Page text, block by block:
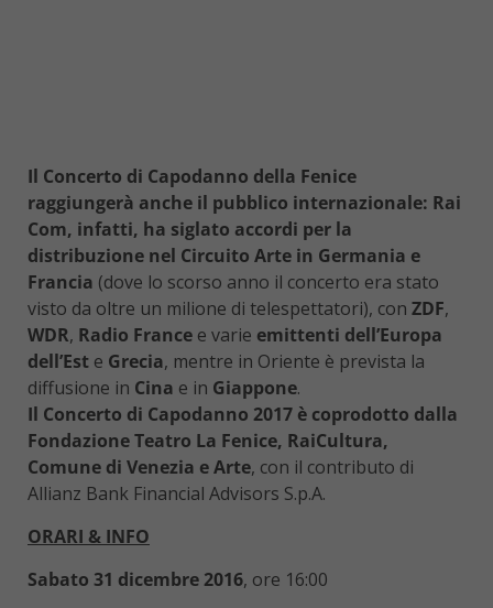
Il Concerto di Capodanno della Fenice
raggiungerà anche il pubblico internazionale: Rai
Com, infatti, ha siglato accordi per la
distribuzione nel Circuito Arte in Germania e
Francia (dove lo scorso anno il concerto era stato
visto da oltre un milione di telespettatori), con ZDF,
WDR, Radio France e varie emittenti dell’Europa
dell’Est e Grecia, mentre in Oriente è prevista la
diffusione in Cina e in Giappone.
Il Concerto di Capodanno 2017 è coprodotto dalla
Fondazione Teatro La Fenice, RaiCultura,
Comune di Venezia e Arte, con il contributo di
Allianz Bank Financial Advisors S.p.A.
ORARI & INFO
Sabato 31 dicembre 2016, ore 16:00